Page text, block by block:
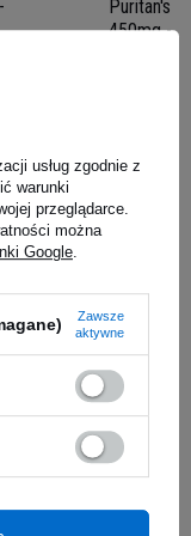
aktywnych
efekty
jakości izolat
starannie
regenerację
masy
są obolałe i
Puritan's
450mg -
Kup teraz -
usług zgodnie z
warunki
przeglądarce.
można
Google.
Zawsze
aktywne